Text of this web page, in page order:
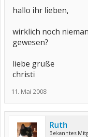
hallo ihr lieben,
wirklich noch
gewesen?
liebe grüße
christi
11. Mai 2008
Ruth
Bekanntes